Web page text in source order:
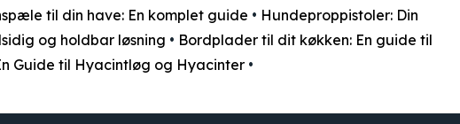
til din have: En komplet guide • Hundeproppistoler: Din
og holdbar løsning • Bordplader til dit køkken: En guide til
Guide til Hyacintløg og Hyacinter •